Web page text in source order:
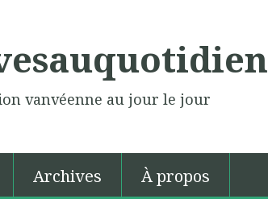
vanvéenne au jour le jour
Archives À propos